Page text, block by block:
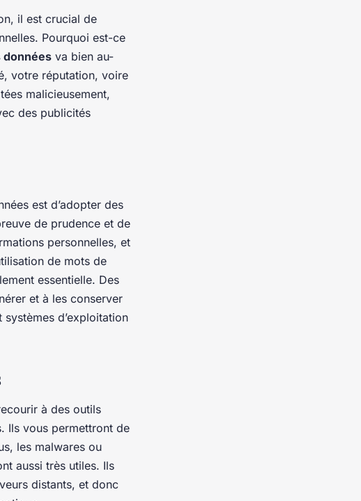
il est crucial de
Pourquoi est-ce
données va bien au-
votre réputation, voire
malicieusement,
des publicités
est d’adopter des
de prudence et de
personnelles, et
de mots de
essentielle. Des
et à les conserver
d’exploitation
à des outils
Ils vous permettront de
les malwares ou
aussi très utiles. Ils
distants, et donc